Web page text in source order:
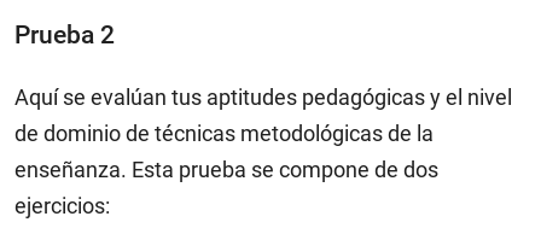
Prueba 2
Aquí se evalúan tus aptitudes pedagógicas y el nivel
de dominio de técnicas metodológicas de la
enseñanza. Esta prueba se compone de dos
ejercicios: